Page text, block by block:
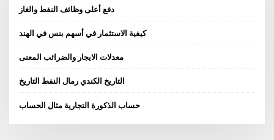
دفع أعلى وظائف النفط والغاز
كيفية الاستثمار في أسهم بنس في الهند
معدلات الايجار والضرائب المعنى
التاريخ الكندي رمال النفط التاريخ
حساب الذكورة التجارية مثال الحساب